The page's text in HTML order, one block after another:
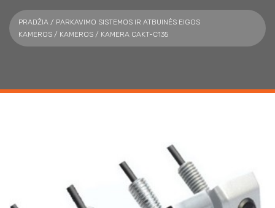
PRADŽIA / PARKAVIMO SISTEMOS IR ATBUINĖS EIGOS
KAMEROS / KAMEROS / KAMERA CAKT-C135